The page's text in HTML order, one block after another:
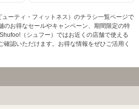
ーティ・フィットネス）のチラシ一覧ページで
のお得なセールやキャンペーン、期間限定の特
（シュフー）ではお近くの店舗で使える
確認いただけます。お得な情報をぜひご活用く